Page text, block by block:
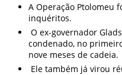
A Operação Ptolomeu
inquéritos.
O ex-governador
condenado, no
nove meses de cadeia.
Ele também já virou